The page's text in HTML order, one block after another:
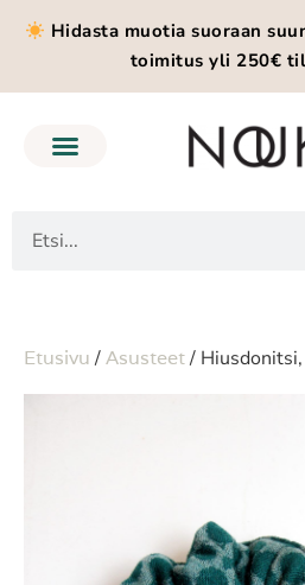
Hidasta muotia suoraan
toimitus yli 250€
Etusivu/Asusteet/